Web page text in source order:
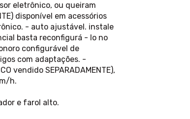
eletrônico, ou queiram
disponível em acessórios
- auto ajustável. instale
basta reconfigurá - lo no
configurável de
com adaptações. -
vendido SEPARADAMENTE),
h.
e farol alto.